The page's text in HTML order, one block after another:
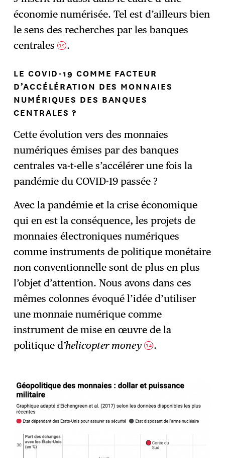
économie numérisée. Tel est d’ailleurs bien
le sens des recherches par les banques
centrales12 .
LE COVID-19 COMME FACTEUR
D’ACCÉLÉRATION DES MONNAIES
NUMÉRIQUES DES BANQUES
CENTRALES ?
Cette évolution vers des monnaies
numériques émises par des banques
centrales va-t-elle s’accélérer une fois la
pandémie du COVID-19 passée ?
Avec la pandémie et la crise économique
qui en est la conséquence, les projets de
monnaies électroniques numériques
comme instruments de politique monétaire
non conventionnelle sont de plus en plus
l’objet d’attention. Nous avons dans ces
mêmes colonnes évoqué l’idée d’utiliser
une monnaie numérique comme
instrument de mise en œuvre de la
politique d’helicopter money 14 .